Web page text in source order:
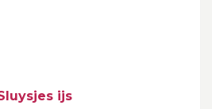
ijs